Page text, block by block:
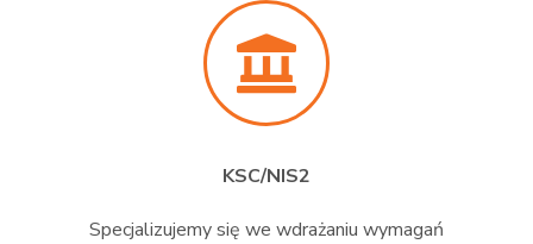
KSC/NIS2
Specjalizujemy się we wdrażaniu wymagań